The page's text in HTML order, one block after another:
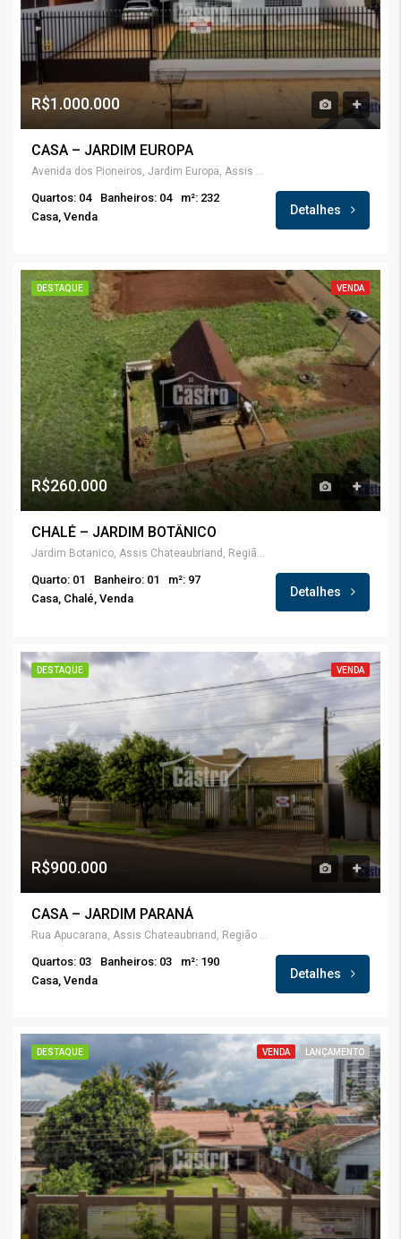
R$1.000.000
CASA – JARDIM EUROPA
Quartos: 04 Banheiros: 04
m²: 232
Casa, Venda
Detalhes
DESTAQUE VENDA
R$260.000
CHALÉ – JARDIM BOTÂNICO
Jardim Botanico, Assis Chateaubriand, Região Geográfica Imediata de Toledo, Região Geográfica Intermediária de Cascavel, Paraná, Região Sul, Brasil
Quarto: 01 Banheiro: 01
m²: 97
Casa, Chalé, Venda
Detalhes
DESTAQUE VENDA
R$900.000
CASA – JARDIM PARANÁ
Rua Apucarana, Assis Chateaubriand, Região Geográfica Imediata de Toledo, Região Geográfica Intermediária de Cascavel, Paraná, Região Sul, 85935-000, Brasil
Quartos: 03 Banheiros: 03
m²: 190
Casa, Venda
Detalhes
DESTAQUE VENDA LANÇAMENTO